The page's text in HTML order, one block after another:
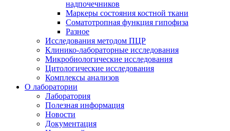
надпочечников
Маркеры состояния костной ткани
Соматотропная функция гипофиза
Разное
Исследования методом ПЦР
Клинико-лабораторные исследования
Микробиологические исследования
Цитологические исследования
Комплексы анализов
О лаборатории
Лаборатория
Полезная информация
Новости
Документация